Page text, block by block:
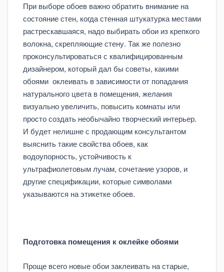
При выборе обоев важно обратить внимание на
состояние стен, когда стенная штукатурка местами
растрескавшаяся, надо выбирать обои из крепкого
волокна, скрепляющие стену. Так же полезно
проконсультироваться с квалифицированным
дизайнером, который дал бы советы, какими
обоями оклеивать в зависимости от попадания
натурального цвета в помещения, желания
визуально увеличить, повысить комнаты или
просто создать необычайно творческий интерьер.
И будет нелишне с продающим консультантом
выяснить такие свойства обоев, как
водоупорность, устойчивость к
ультрафиолетовым лучам, сочетание узоров, и
другие спецификации, которые символами
указываются на этикетке обоев.
Подготовка помещения к оклейке обоями
Проще всего новые обои заклеивать на старые,